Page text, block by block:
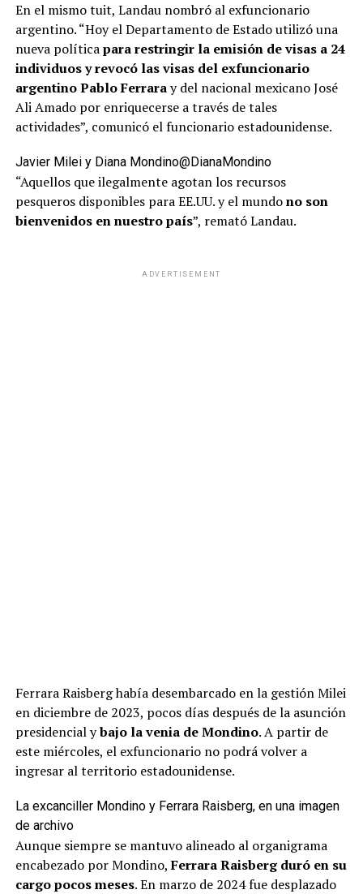
En el mismo tuit, Landau nombró al exfuncionario
argentino. “Hoy el Departamento de Estado utilizó una
nueva políticapara restringir la emisión de visas a 24
individuos y revocó las visas del exfuncionario
argentino Pablo Ferraray del nacional mexicano José
Ali Amado por enriquecerse a través de tales
actividades”, comunicó el funcionario estadounidense.
Javier Milei y Diana Mondino@DianaMondino
“Aquellos que ilegalmente agotan los recursos
pesqueros disponibles para EE.UU. y el mundono son
bienvenidos en nuestro país”, remató Landau.
ADVERTISEMENT
Ferrara Raisberg había desembarcado en la gestión Milei
en diciembre de 2023, pocos días después de la asunción
presidencial ybajo la venia de Mondino. A partir de
este miércoles, el exfuncionario no podrá volver a
ingresar al territorio estadounidense.
La excanciller Mondino y Ferrara Raisberg, en una imagen
de archivo
Aunque siempre se mantuvo alineado al organigrama
encabezado por Mondino,Ferrara Raisberg duró en su
cargo pocos meses. En marzo de 2024 fue desplazado